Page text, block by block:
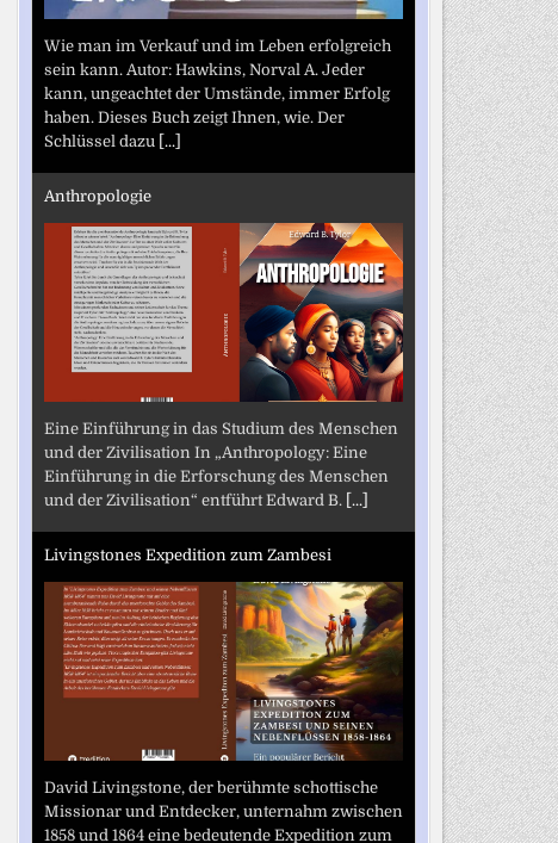
Wie man im Verkauf und im Leben erfolgreich
sein kann. Autor: Hawkins, Norval A. Jeder
kann, ungeachtet der Umstände, immer Erfolg
haben. Dieses Buch zeigt Ihnen, wie. Der
Schlüssel dazu [...]
Anthropologie
Eine Einführung in das Studium des Menschen
und der Zivilisation In „Anthropology: Eine
Einführung in die Erforschung des Menschen
und der Zivilisation“ entführt Edward B. [...]
Livingstones Expedition zum Zambesi
David Livingstone, der berühmte schottische
Missionar und Entdecker, unternahm zwischen
1858 und 1864 eine bedeutende Expedition zum